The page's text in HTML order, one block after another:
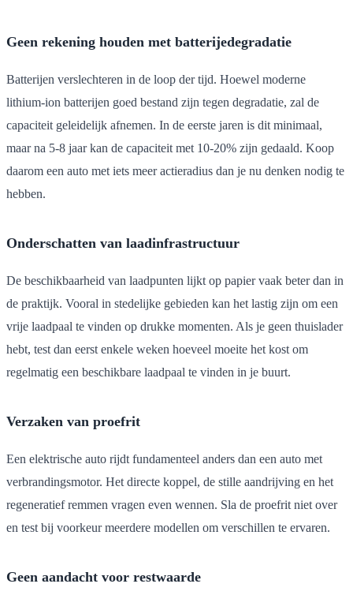
Geen rekening houden met batterijedegradatie
Batterijen verslechteren in de loop der tijd. Hoewel moderne
lithium-ion batterijen goed bestand zijn tegen degradatie, zal de
capaciteit geleidelijk afnemen. In de eerste jaren is dit minimaal,
maar na 5-8 jaar kan de capaciteit met 10-20% zijn gedaald. Koop
daarom een auto met iets meer actieradius dan je nu denken nodig te
hebben.
Onderschatten van laadinfrastructuur
De beschikbaarheid van laadpunten lijkt op papier vaak beter dan in
de praktijk. Vooral in stedelijke gebieden kan het lastig zijn om een
vrije laadpaal te vinden op drukke momenten. Als je geen thuislader
hebt, test dan eerst enkele weken hoeveel moeite het kost om
regelmatig een beschikbare laadpaal te vinden in je buurt.
Verzaken van proefrit
Een elektrische auto rijdt fundamenteel anders dan een auto met
verbrandingsmotor. Het directe koppel, de stille aandrijving en het
regeneratief remmen vragen even wennen. Sla de proefrit niet over
en test bij voorkeur meerdere modellen om verschillen te ervaren.
Geen aandacht voor restwaarde